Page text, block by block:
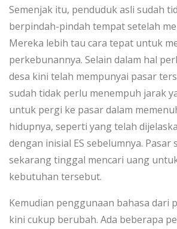
Semenjak itu, penduduk asli sudah
berpindah-pindah tempat setelah
Mereka lebih tau cara tepat untuk
perkebunannya. Selain dalam hal
desa kini telah mempunyai pasar
sudah tidak perlu menempuh jarak
untuk pergi ke pasar dalam
hidupnya, seperti yang telah
dengan inisial ES sebelumnya. Pasar
sekarang tinggal mencari uang
kebutuhan tersebut.
Kemudian penggunaan bahasa dari
kini cukup berubah. Ada beberapa